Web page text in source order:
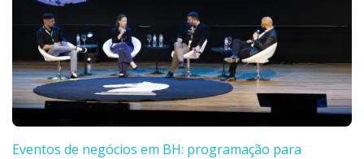
Eventos de negócios em BH: programação para